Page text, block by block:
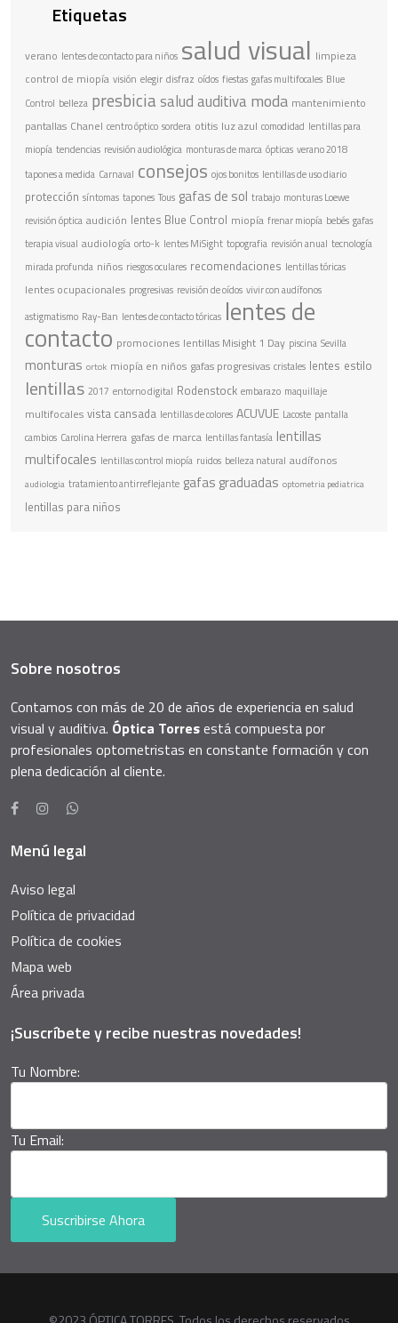
Etiquetas
verano lentes de contacto para niños salud visual limpieza
control de miopía visión elegir disfraz oídos fiestas gafas multifocales Blue
Control belleza presbiciasalud auditivamoda mantenimiento
pantallas Chanel centro óptico sordera otitis luz azul comodidad lentillas para
miopía tendencias revisión audiológica monturas de marca ópticas verano 2018
tapones a medida Carnaval consejos ojos bonitos lentillas de uso diario
protección síntomas tapones Tous gafas de sol trabajo monturas Loewe
revisión óptica audición lentes Blue Control miopía frenar miopía bebés gafas
terapia visual audiología orto-k lentes MiSight topografia revisión anual tecnología
mirada profunda niños riesgos oculares recomendaciones lentillas tóricas
lentes ocupacionales progresivas revisión de oídos vivir con audífonos
astigmatismo Ray-Ban lentes de contacto tóricas lentes de
contacto promociones lentillas Misight 1 Day piscina Sevilla
monturas ortok miopía en niños gafas progresivas cristales lentes estilo
lentillas 2017 entorno digital Rodenstock embarazo maquillaje
multifocales vista cansada lentillas de colores ACUVUE Lacoste pantalla
cambios Carolina Herrera gafas de marca lentillas fantasía lentillas
multifocales lentillas control miopía ruidos belleza natural audífonos
audiologia tratamiento antirreflejante gafas graduadas optometria pediatrica
lentillas para niños
Sobre nosotros
Contamos con más de 20 de años de experiencia en salud
visual y auditiva. Óptica Torresestá compuesta por
profesionales optometristas en constante formación y con
plena dedicación al cliente.
Menú legal
Aviso legal
Política de privacidad
Política de cookies
Mapa web
Área privada
¡Suscríbete y recibe nuestras novedades!
Tu Nombre:
Tu Email:
Suscribirse Ahora